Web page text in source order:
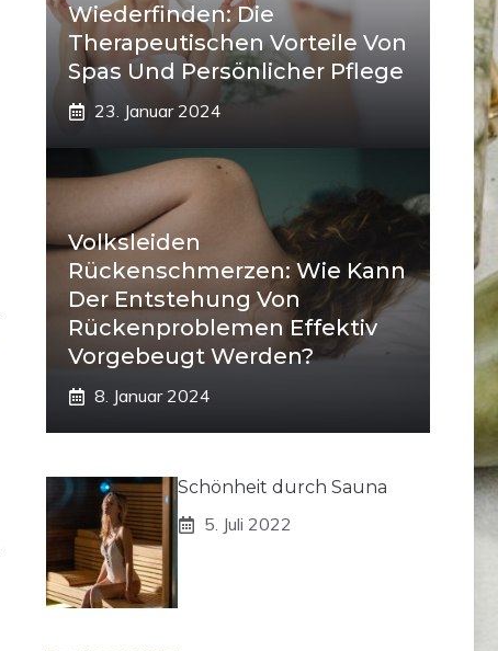
Wiederfinden: Die
Therapeutischen Vorteile Von
Spas Und Persönlicher Pflege
23. Januar 2024
Volksleiden
Rückenschmerzen: Wie Kann
Der Entstehung Von
Rückenproblemen Effektiv
Vorgebeugt Werden?
8. Januar 2024
Schönheit durch Sauna
5. Juli 2022